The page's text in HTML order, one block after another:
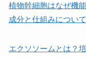
植物幹細胞はなぜ機
成分と仕組みについ
エクソソームとは？